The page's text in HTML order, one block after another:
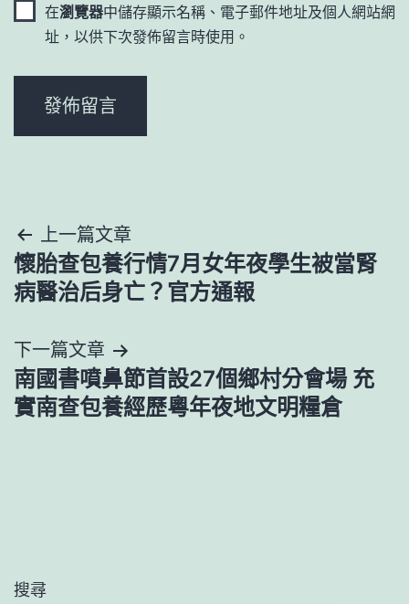
在瀏覽器中儲存顯示名稱、電子郵件地址及個人網站網
址，以供下次發佈留言時使用。
文
章
覽
上一篇文章
懷胎查包養行情7月女年夜學生被當腎
病醫治后身亡？官方通報
下一篇文章
南國書噴鼻節首設27個鄉村分會場 充
實南查包養經歷粵年夜地文明糧倉
搜尋